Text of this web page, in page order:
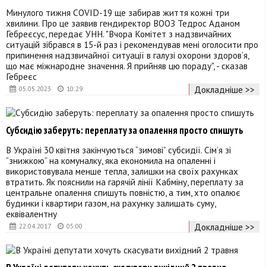
05.05.2023 10:29
Минулого тижня COVID-19 ще забирав життя кожні три
хвилини. Про це заявив гендиректор ВООЗ Тедрос Аданом
Гебреєсус, передає УНН. "Вчора Комітет з надзвичайних
ситуацій зібрався в 15-й раз і рекомендував мені оголосити про
припинення надзвичайної ситуації в галузі охорони здоров’я,
що має міжнародне значення. Я прийняв цю пораду", - сказав
Гебреєс
Докладніше >>
22.04.2017 05:00
Субсидію заберуть: переплату за опалення просто спишуть
В Україні 30 квітня закінчуються “зимові” субсидії. Сім’я зі
“знижкою” на комуналку, яка економила на опаленні і
використовувала менше тепла, залишки на своїх рахунках
втратить. Як пояснили на гарячій лінії Кабміну, переплату за
центральне опалення спишуть повністю, а тим, хто опалює
будинки і квартири газом, на рахунку залишать суму,
еквівалентну
Докладніше >>